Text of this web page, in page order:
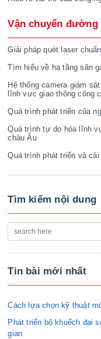
Vận chuyển đường
Giải pháp quét laser
Tìm hiểu về hạ tầng sân
Hệ thống camera giám
lĩnh vực giao thông công
Quá trình phát triển của
Quá trình tự do hóa lĩnh
châu Âu
Quá trình phát triển và
Tìm kiếm nội dung
Tin bài mới nhất
Cách lựa chọn kỹ thuật
Phát triển bộ khuếch đại
gian